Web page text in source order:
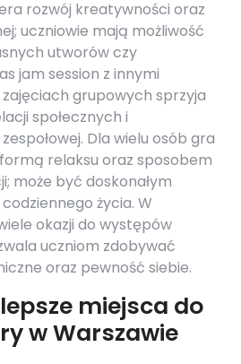
rozwój kreatywności oraz
uczniowie mają możliwość
utworów czy
jam session z innymi
zajęciach grupowych sprzyja
społecznych i
Dla wielu osób gra
relaksu oraz sposobem
może być doskonałym
życia. W
okazji do występów
uczniom zdobywać
oraz pewność siebie.
miejsca do
w Warszawie